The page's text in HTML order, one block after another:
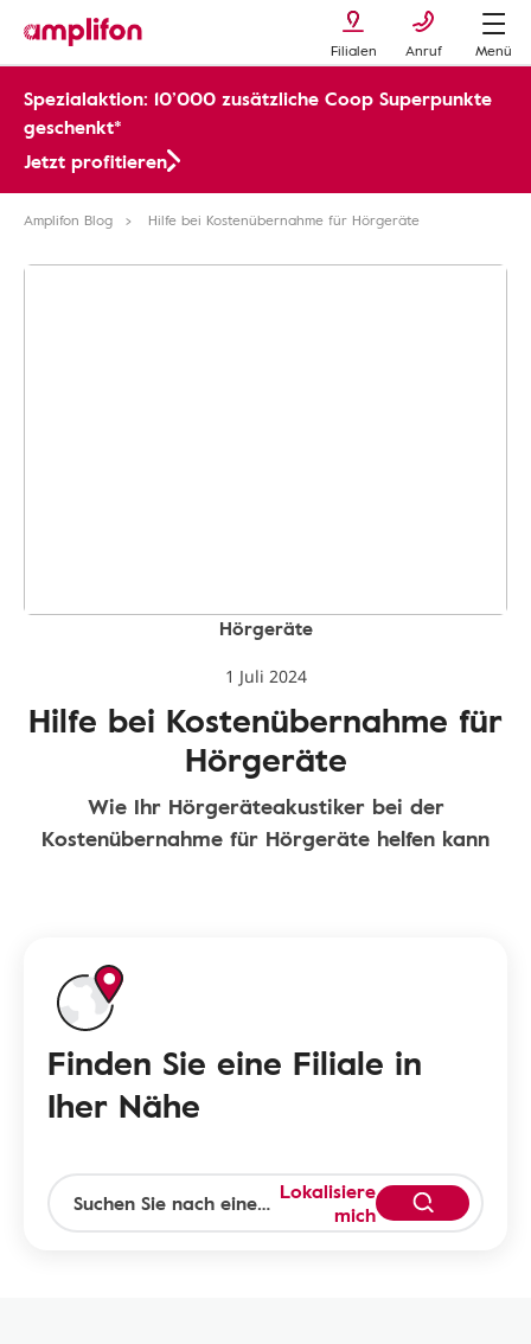
Filialen Anruf Menü
Spezialaktion: 10’000 zusätzliche Coop Superpunkte
geschenkt*
Jetzt profitieren
Amplifon Blog Hilfe bei Kostenübernahme für Hörgeräte
Hörgeräte
1 Juli 2024
Hilfe bei Kostenübernahme für
Hörgeräte
Wie Ihr Hörgeräteakustiker bei der
Kostenübernahme für Hörgeräte helfen kann
Finden Sie eine Filiale in
Iher Nähe
Lokalisiere
mich